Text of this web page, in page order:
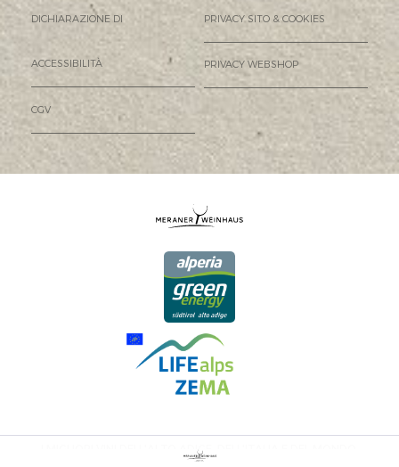
DICHIARAZIONE DI
ACCESSIBILITÀ
PRIVACY SITO & COOKIES
PRIVACY WEBSHOP
CGV
I MIGLIORI VINI DELL'ALTO ADIGE, DELL'ITALIA E DEL MONDO.